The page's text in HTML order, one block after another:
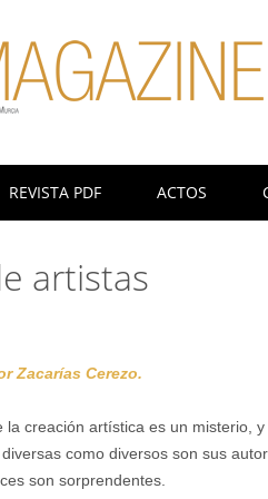
REVISTA PDF ACTOS
artistas
Zacarías Cerezo.
la creación artística es un misterio,
como diversos son sus
son sorprendentes.